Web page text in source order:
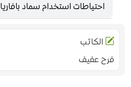
احتياطات استخدام سماد بافاريا
الكاتب
فرح عفيف